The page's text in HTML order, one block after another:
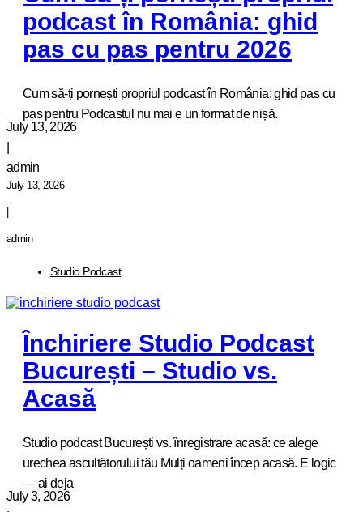
podcast în România: ghid
pas cu pas pentru 2026
Cum să-ți pornești propriul podcast în România: ghid pas cu
pas pentru Podcastul nu mai e un format de nișă.
July 13, 2026
admin
July 13, 2026
|
admin
Studio Podcast
Închiriere Studio Podcast
București – Studio vs.
Acasă
Studio podcast București vs. înregistrare acasă: ce alege
urechea ascultătorului tău Mulți oameni încep acasă. E logic
— ai deja
July 3, 2026